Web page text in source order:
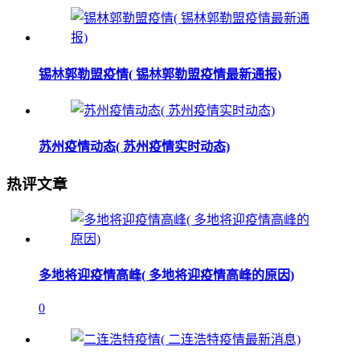
锡林郭勒盟疫情( 锡林郭勒盟疫情最新通报)
苏州疫情动态( 苏州疫情实时动态)
热评文章
多地将迎疫情高峰( 多地将迎疫情高峰的原因)
0